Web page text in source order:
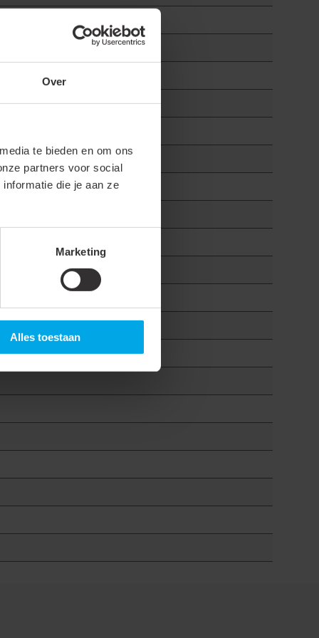
Over
te bieden en om ons
partners voor social
die je aan ze
Marketing
Alles toestaan